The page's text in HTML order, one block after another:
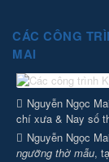
CÁC CÔNG
MAI
Nguyễn Ngọc
chí xưa & Nay số
Nguyễn Ngọc
ngưỡng thờ mẫu,